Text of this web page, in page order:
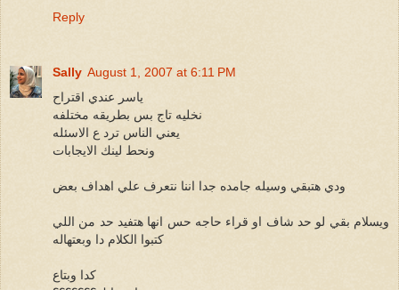
Reply
Sally August 1, 2007 at 6:11 PM
ياسر عندي اقتراح
نخليه تاج بس بطريقه مختلفه
يعني الناس ترد ع الاسئله
ونحط لينك الايجابات
ودي هتبقي وسيله جامده جدا اننا نتعرف علي اهداف بعض
ويسلام بقي لو حد شاف او قراء حاجه حس انها هتفيد حد من اللي
كتبوا الكلام دا وبعتهاله
كدا وبتاع